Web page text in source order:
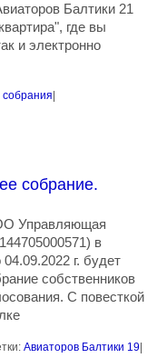
Балтики 21
где вы
и электронно
собрание.
Управляющая
в
г. будет
собственников
С повесткой
Авиаторов Балтики 19